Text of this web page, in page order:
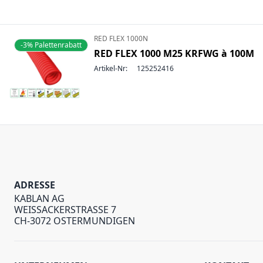
-3% Palettenrabatt
RED FLEX 1000N
RED FLEX 1000 M25 KRFWG à 100M
Artikel-Nr: 125252416
ADRESSE
KABLAN AG
WEISSACKERSTRASSE 7
CH-3072 OSTERMUNDIGEN